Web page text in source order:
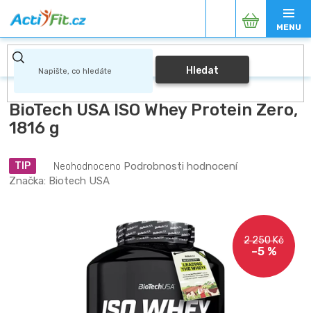
na
obsah
Hledat
Nákupní
košík
BioTech USA ISO Whey Protein Zero,
1816 g
TIP
Průměrné
hodnocení
hvězdiček.
Neohodnoceno Podrobnosti hodnocení
Značka: Biotech USA
2 250 Kč
–5 %